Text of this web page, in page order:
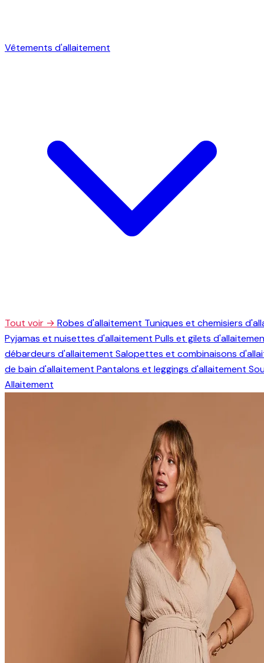
Vêtements d'allaitement
Tout voir → Robes d'allaitement Tuniques et chemisiers
Pyjamas et nuisettes d'allaitement Pulls et gilets
débardeurs d'allaitement Salopettes et combinaisons
de bain d'allaitement Pantalons et leggings d'allaitement
Allaitement